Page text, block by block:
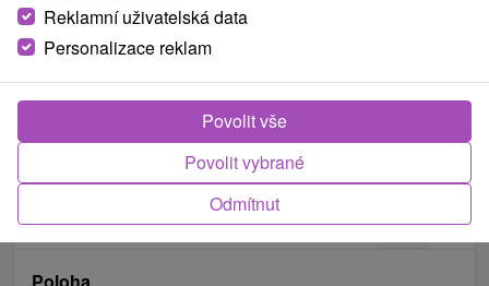
Reklamní uživatelská data
Personalizace reklam
Odmítnut
Povolit vybrané
Povolit vše